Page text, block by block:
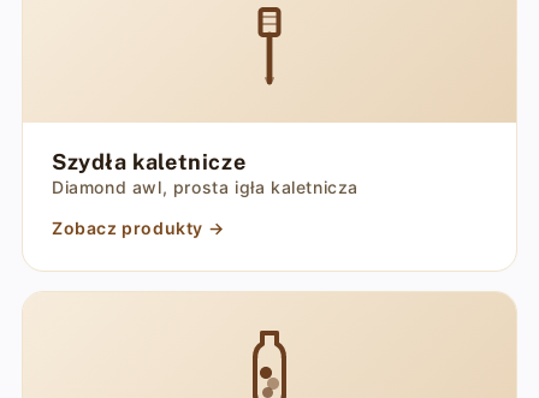
Szydła kaletnicze
Diamond awl, prosta igła kaletnicza
Zobacz produkty →